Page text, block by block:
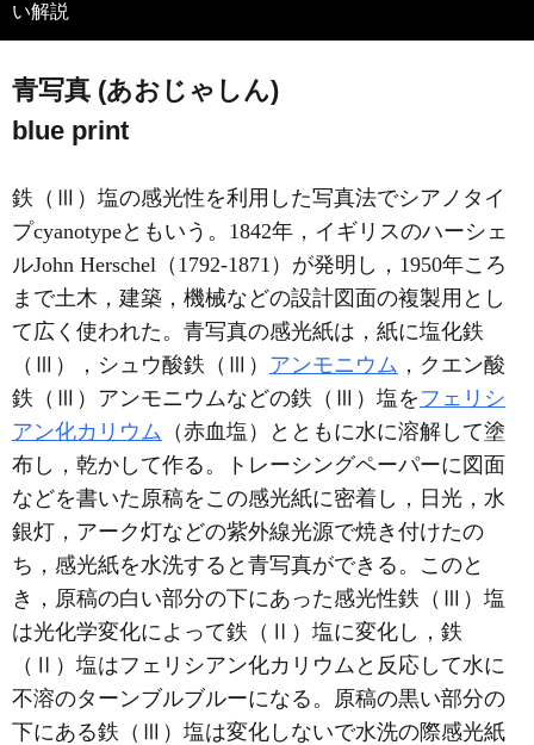
い解説
青写真 (あおじゃしん)
blue print
鉄（Ⅲ）塩の感光性を利用した写真法でシアノタイ
プcyanotypeともいう。1842年，イギリスのハーシェ
ルJohn Herschel（1792-1871）が発明し，1950年ころ
まで土木，建築，機械などの設計図面の複製用とし
て広く使われた。青写真の感光紙は，紙に塩化鉄
（Ⅲ），シュウ酸鉄（Ⅲ） アンモニウム ，クエン酸
鉄（Ⅲ）アンモニウムなどの鉄（Ⅲ）塩を フェリシ
アン化カリウム （赤血塩）とともに水に溶解して塗
布し，乾かして作る。トレーシングペーパーに図面
などを書いた原稿をこの感光紙に密着し，日光，水
銀灯，アーク灯などの紫外線光源で焼き付けたの
ち，感光紙を水洗すると青写真ができる。このと
き，原稿の白い部分の下にあった感光性鉄（Ⅲ）塩
は光化学変化によって鉄（Ⅱ）塩に変化し，鉄
（Ⅱ）塩はフェリシアン化カリウムと反応して水に
不溶のターンブルブルーになる。原稿の黒い部分の
下にある鉄（Ⅲ）塩は変化しないで水洗の際感光紙